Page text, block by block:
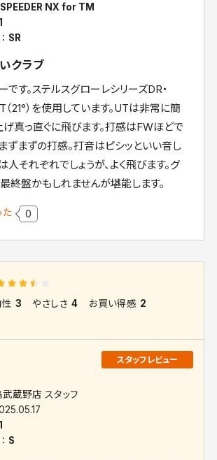
SPEEDER NX for TM
SR
クラブ
です。ステルスグローレシリーズDR・
（21°）を使用しています。UTは非常に簡
真っ直ぐに飛びます。打感はFWほどで
ずまずの打感。打音はピシッといい音し
人それぞれでしょうが、よく飛びます。グ
終盤かもしれませんが堪能します。
た 0
3 やさしさ 4 お買い得感 2
蔵野店 スタッフ
S